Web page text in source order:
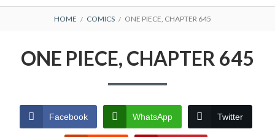
Primary
ONE PIECE
TERMS AND
CONDITIONS
BREADCRUMBS
HOME COMICS ONE PIECE, CHAPTER 645
ONE PIECE, CHAPTER 645
Facebook WhatsApp Twitter